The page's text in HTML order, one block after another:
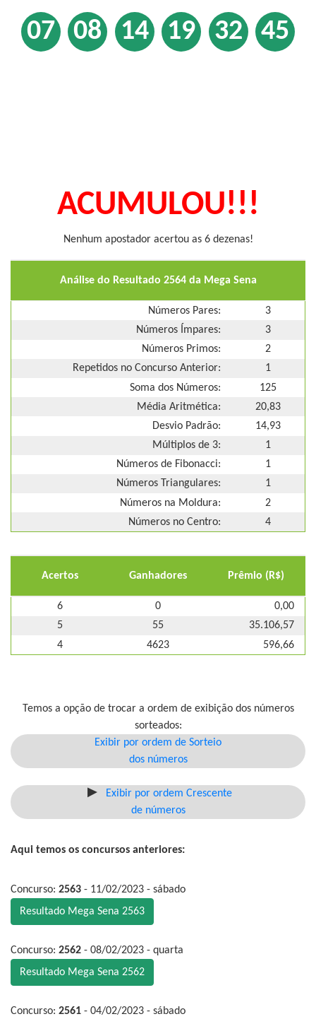
07 08 14 19 32 45
ACUMULOU!!!
Nenhum apostador acertou as 6 dezenas!
Análise do Resultado 2564 da Mega Sena
Números Pares:
3
Números Ímpares:
3
Números Primos:
2
Repetidos no Concurso Anterior:
1
Soma dos Números:
125
Média Aritmética:
20,83
Desvio Padrão:
14,93
Múltiplos de 3:
1
Números de Fibonacci:
1
Números Triangulares:
1
Números na Moldura:
2
Números no Centro:
4
Acertos Ganhadores Prêmio (R$)
6 0
0,00
5
55
35.106,57
4
4623 596,66
Temos a opção de trocar a ordem de exibição dos números
sorteados:
Exibir por ordem de Sorteio
dos números
Exibir por ordem Crescente
de números
Aqui temos os concursos anteriores:
Concurso: 2563 - 11/02/2023 - sábado
Resultado Mega Sena 2563
Concurso: 2562 - 08/02/2023 - quarta
Resultado Mega Sena 2562
Concurso: 2561 - 04/02/2023 - sábado